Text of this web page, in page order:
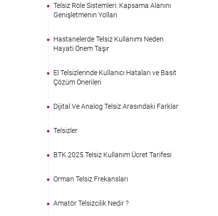
Telsiz Röle Sistemleri: Kapsama Alanını
Genişletmenin Yolları
Hastanelerde Telsiz Kullanımı Neden
Hayati Önem Taşır
El Telsizlerinde Kullanıcı Hataları ve Basit
Çözüm Önerileri
Dijital Ve Analog Telsiz Arasındaki Farklar
Telsizler
BTK 2025 Telsiz Kullanım Ücret Tarifesi
Orman Telsiz Frekansları
Amatör Telsizcilik Nedir ?